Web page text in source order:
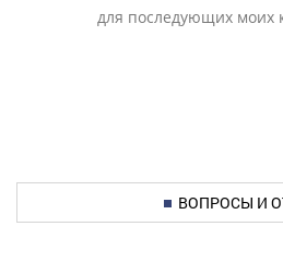
для последующих моих
ВОПРОСЫ И